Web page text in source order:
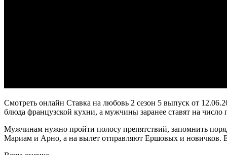
Смотреть онлайн Ставка на любовь 2 сезон 5 выпуск от
блюда французской кухни, а мужчины заранее ставят на
Мужчинам нужно пройти полосу препятствий, запомнить
Мариам и Арно, а на вылет отправляют Ершовых и